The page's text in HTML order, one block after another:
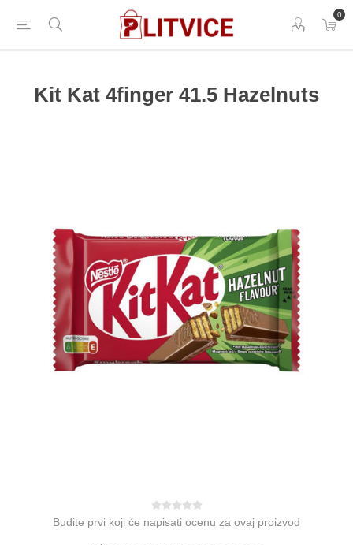
0
Kit Kat 4finger 41.5 Hazelnuts
Budite prvi koji će napisati ocenu za ovaj proizvod